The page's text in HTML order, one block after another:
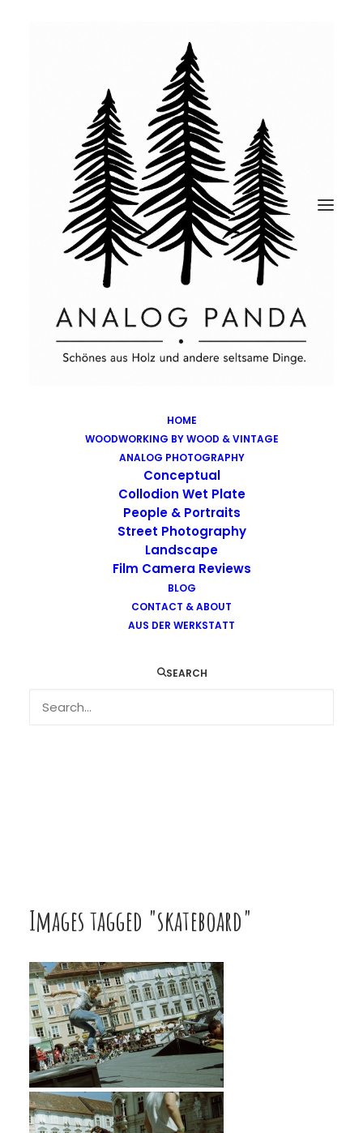
HOME
WOODWORKING BY WOOD & VINTAGE
ANALOG PHOTOGRAPHY
Conceptual
Collodion Wet Plate
People & Portraits
Street Photography
Landscape
Film Camera Reviews
BLOG
CONTACT & ABOUT
AUS DER WERKSTATT
SEARCH
Images tagged "skateboard"
Images tagged "skateboard"